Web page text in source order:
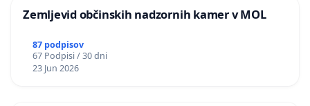
Zemljevid občinskih nadzornih kamer v MOL
87 podpisov
67 Podpisi / 30 dni
23 Jun 2026